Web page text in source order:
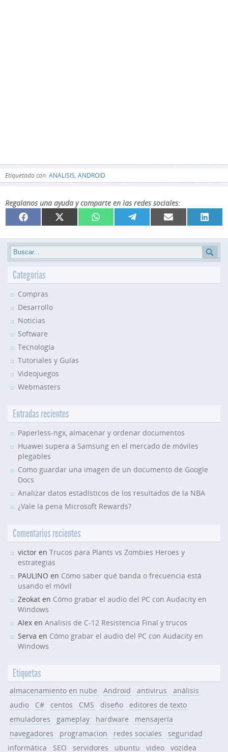
Etiquetado con:ANÁLISIS, ANDROID
Regalanos una ayuda y comparte en las redes sociales:
Compartir
en
Facebook Compartir
en
X
(Twitter)
Compartir
en
WhatsApp Compartir
en
Compartir
en
Email
en
Categorías
Compras
Desarrollo
Noticias
Software
Tecnología
Tutoriales y Guías
Videojuegos
Webmasters
Entradas recientes
Paperless-ngx, almacenar y ordenar documentos
Huawei supera a Samsung en el mercado de móviles
plegables
Como guardar una imagen de un documento de Google
Docs
Analizar datos estadísticos de los resultados de la NBA
¿Vale la pena Microsoft Rewards?
Comentarios recientes
victor en Trucos para Plants vs Zombies Heroes y
estrategias
PAULINO en Cómo saber qué banda o frecuencia está
usando el móvil
Zeokat en Cómo grabar el audio del PC con Audacity en
Windows
Alex en Analisis de C-12 Resistencia Final y trucos
Serva en Cómo grabar el audio del PC con Audacity en
Windows
Etiquetas
almacenamiento en nube Android antivirus
análisis
audio
C# centos CMS diseño
editores de texto
emuladores
gameplay hardware
mensajería
navegadores
programacion redes sociales
seguridad
informática
SEO servidores ubuntu video vozidea